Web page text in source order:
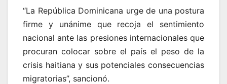
“La República Dominicana urge de una postura
firme y unánime que recoja el sentimiento
nacional ante las presiones internacionales que
procuran colocar sobre el país el peso de la
crisis haitiana y sus potenciales consecuencias
migratorias”, sancionó.